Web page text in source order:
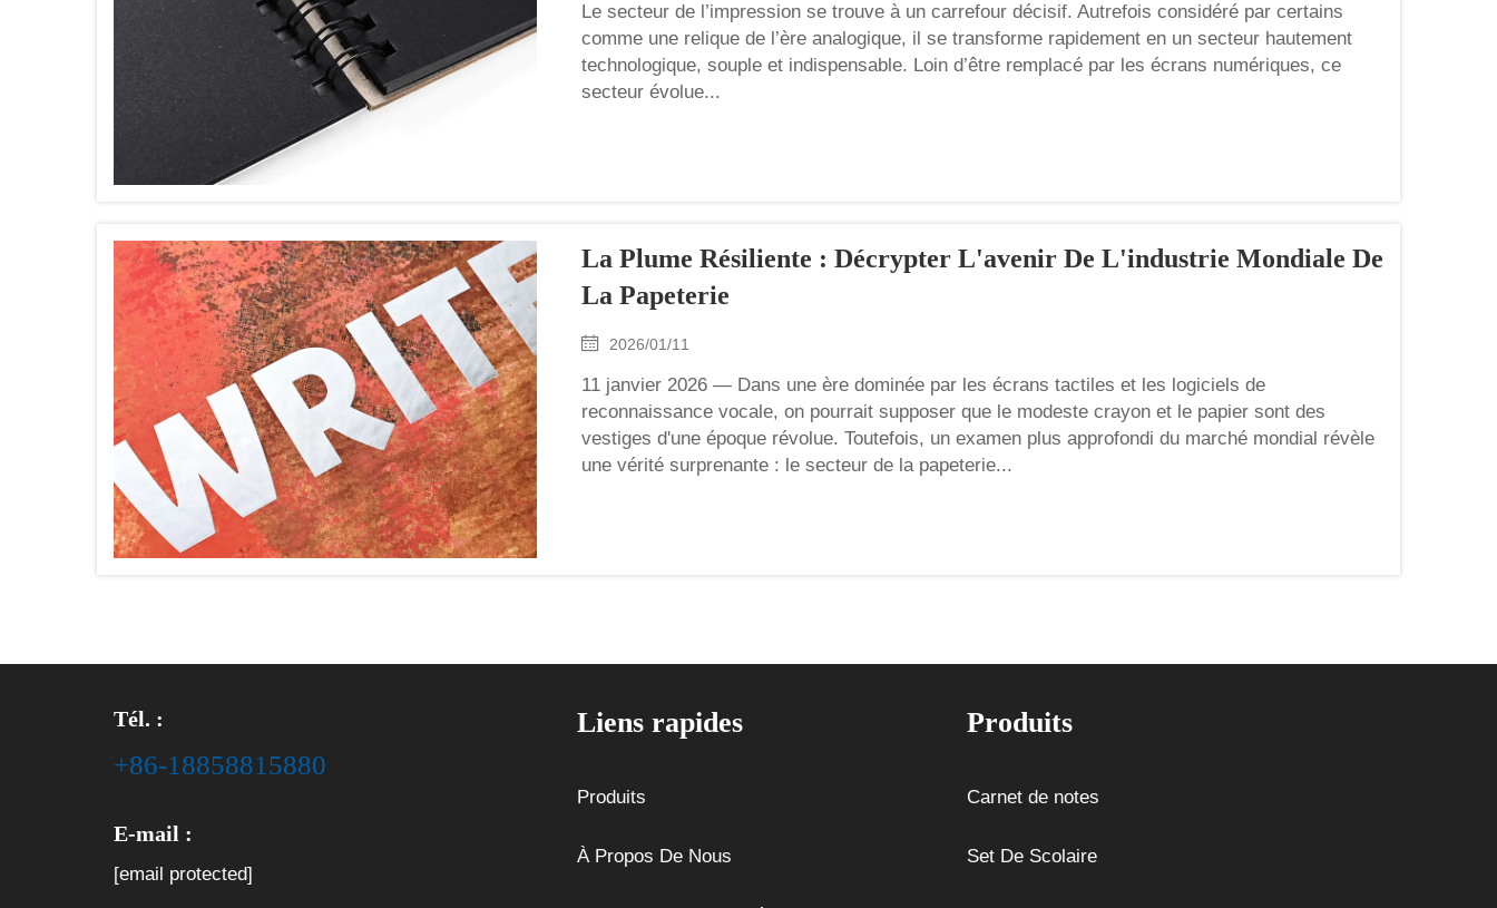
Le secteur de l’impression se trouve à un carrefour décisif. Autrefois considéré par certains
comme une relique de l’ère analogique, il se transforme rapidement en un secteur hautement
technologique, souple et indispensable. Loin d’être remplacé par les écrans numériques, ce
secteur évolue...
La Plume Résiliente : Décrypter L'avenir De L'industrie Mondiale De
La Papeterie
2026/01/11
11 janvier 2026 — Dans une ère dominée par les écrans tactiles et les logiciels de
reconnaissance vocale, on pourrait supposer que le modeste crayon et le papier sont des
vestiges d'une époque révolue. Toutefois, un examen plus approfondi du marché mondial révèle
une vérité surprenante : le secteur de la papeterie...
Tél. :
+86-18858815880
E-mail :
[email protected]
Liens rapides
Produits
À Propos De Nous
Produits
Carnet de notes
Set De Scolaire